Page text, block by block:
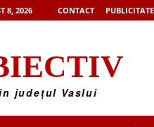
8, 2026 CONTACT PUBLICITATE
județul Vaslui